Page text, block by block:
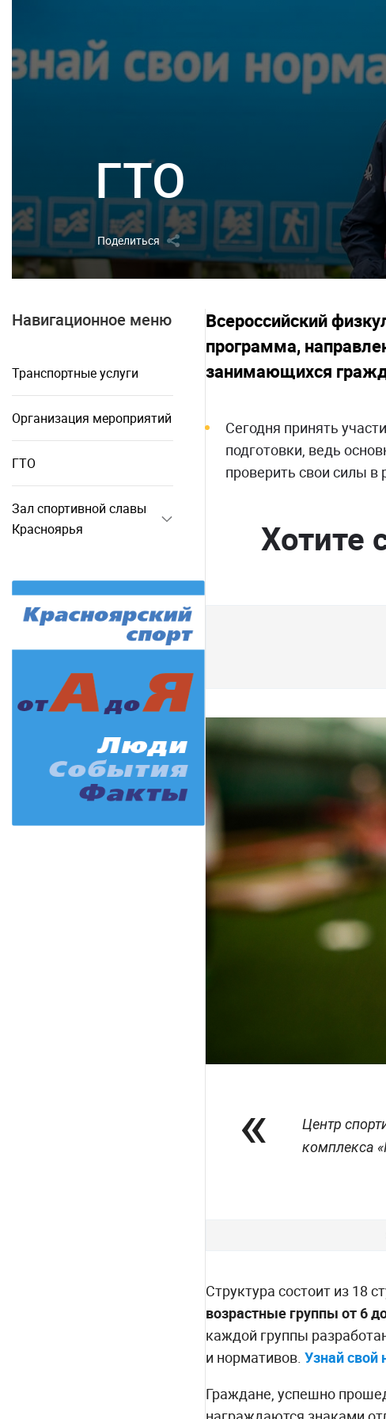
ГТО
Поделиться
Навигационное меню
Транспортные услуги
Организация мероприятий
ГТО
Зал спортивной славы
Красноярья
Всероссийский
программа,
занимающихся
Сегодня принять
подготовки, ведь
проверить свои силы в
Хотите
Центр
комплекса
Структура состоит из 18
возрастные группы от 6
каждой группы
и нормативов. Узнай свой
Граждане, успешно